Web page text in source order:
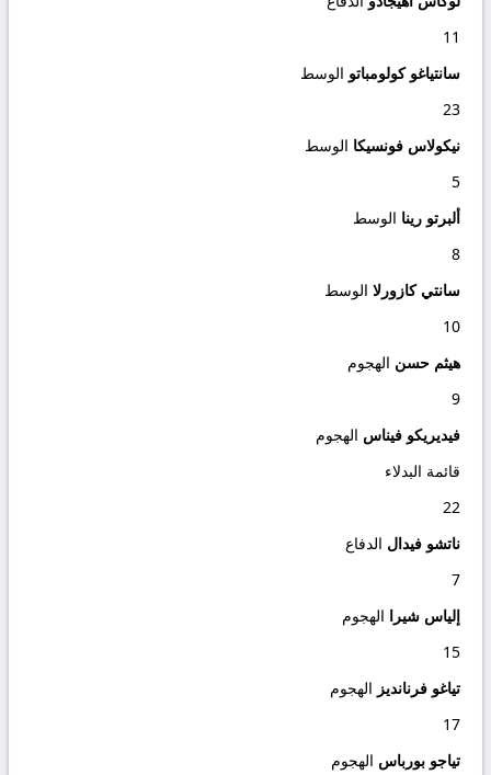
11
سانتياغو كولومباتو الوسط
23
نيكولاس فونسيكا الوسط
5
ألبرتو رينا الوسط
8
سانتي كازورلا الوسط
10
هيثم حسن الهجوم
9
فيديريكو فيناس الهجوم
قائمة البدلاء
22
ناتشو فيدال الدفاع
7
إلياس شيرا الهجوم
15
تياغو فرنانديز الهجوم
17
تياجو بورباس الهجوم